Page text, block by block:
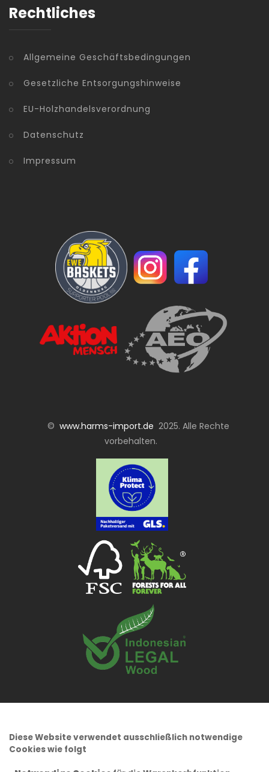
Rechtliches
Allgemeine Geschäftsbedingungen
Gesetzliche Entsorgungshinweise
EU-Holzhandelsverordnung
Datenschutz
Impressum
© www.harms-import.de 2025. Alle Rechte
vorbehalten.
Diese Website verwendet ausschließlich notwendige
Cookies wie folgt